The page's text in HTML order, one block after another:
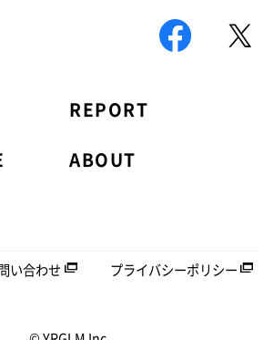
REPORT
ABOUT
い合わせ プライバシーポリシー